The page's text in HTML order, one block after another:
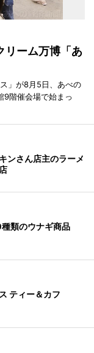
リーム万博「あ
」が8月5日、あべの
9階催会場で始まっ
ンさん店主のラーメ
種類のウナギ商品
ティー＆カフ